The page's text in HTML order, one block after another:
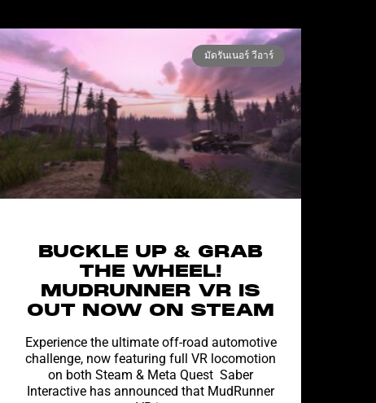
มัดรันเนอร์ วีอาร์
BUCKLE UP & GRAB
THE WHEEL!
MUDRUNNER VR IS
OUT NOW ON STEAM
Experience the ultimate off-road automotive
challenge, now featuring full VR locomotion
on both Steam & Meta Quest Saber
Interactive has announced that MudRunner